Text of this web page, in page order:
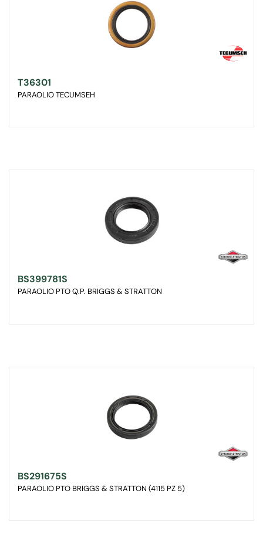
T36301
PARAOLIO TECUMSEH
BS399781S
PARAOLIO PTO Q.P. BRIGGS & STRATTON
BS291675S
PARAOLIO PTO BRIGGS & STRATTON (4115 PZ 5)